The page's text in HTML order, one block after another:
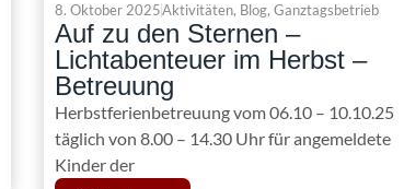
8. Oktober 2025Aktivitäten, Blog, Ganztagsbetrieb
Auf zu den Sternen –
Lichtabenteuer im Herbst –
Betreuung
Herbstferienbetreuung vom 06.10 – 10.10.25
täglich von 8.00 – 14.30 Uhr für angemeldete
Kinder der